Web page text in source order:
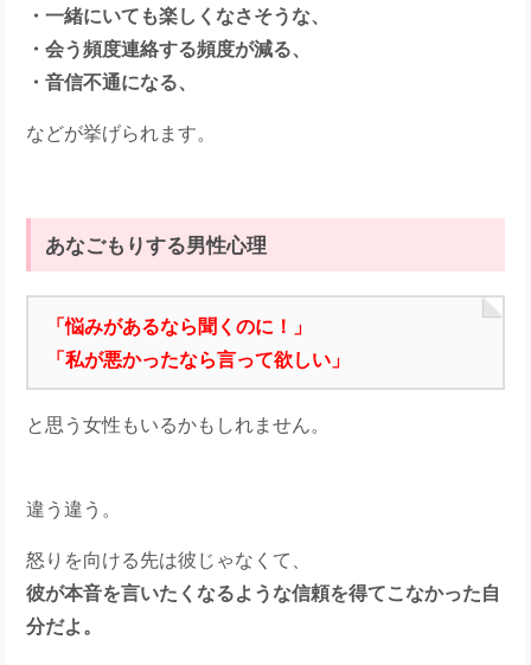
・一緒にいても楽しくなさそうな、
・会う頻度連絡する頻度が減る、
・音信不通になる、
などが挙げられます。
あなごもりする男性心理
「悩みがあるなら聞くのに！」
「私が悪かったなら言って欲しい」
と思う女性もいるかもしれません。
違う違う。
怒りを向ける先は彼じゃなくて、
彼が本音を言いたくなるような信頼を得てこなかった自
分だよ。